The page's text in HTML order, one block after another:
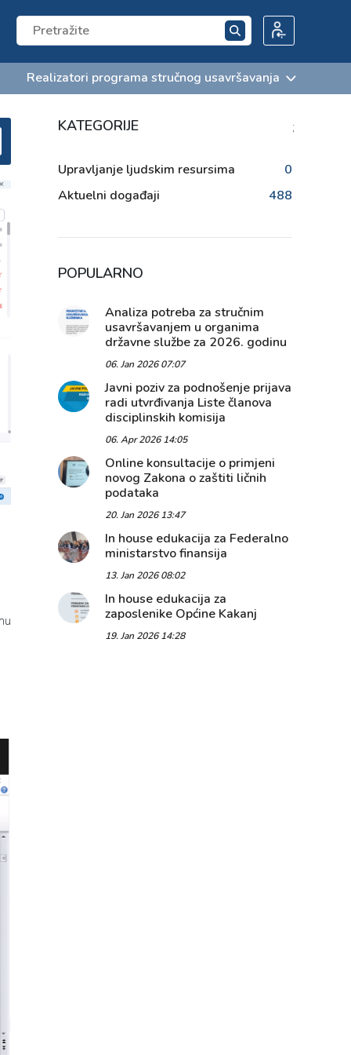
Realizatori programa stručnog usavršavanja
KATEGORIJE
Upravljanje ljudskim resursima
0
Aktuelni događaji
488
POPULARNO
Analiza potreba za stručnim
usavršavanjem u organima
državne službe za 2026. godinu
06. Jan 2026 07:07
Javni poziv za podnošenje prijava
radi utvrđivanja Liste članova
disciplinskih komisija
06. Apr 2026 14:05
Online konsultacije o primjeni
novog Zakona o zaštiti ličnih
podataka
20. Jan 2026 13:47
In house edukacija za Federalno
ministarstvo finansija
13. Jan 2026 08:02
In house edukacija za
zaposlenike Općine Kakanj
19. Jan 2026 14:28
;